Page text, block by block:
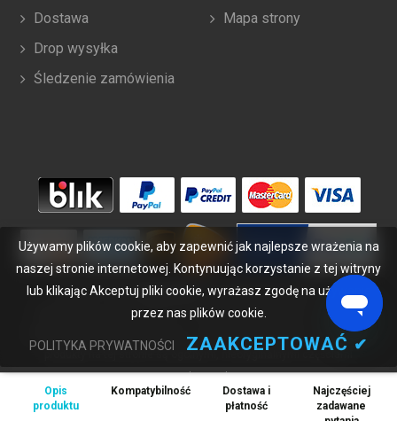
Opis
produktu
Kompatybilność
Dostawa i
płatność
Najczęściej
zadawane
Dostawa
Drop wysyłka
Śledzenie zamówienia
Mapa strony
Copyright ©2026 bateriabuy.pl. Wszelkie prawa zastrzeżone.
Wyznaczone znaki handlowe i marki są własnością ich właścicieli.
BateriaBuy.pl nie jest powiązany z żadnymi markami OEM. Wszystkie
produkty na tej stronie są ogólnymi, nieoryginalnymi częściami
zamiennymi.
Wymienione nazwy marek i oznaczenia modeli mają jedynie na celu
Używamy plików cookie, aby zapewnić jak najlepsze wrażenia na
naszej stronie internetowej. Kontynuując korzystanie z tej witryny
lub klikając Akceptuj pliki cookie, wyrażasz zgodę na używanie
przez nas plików cookie.
POLITYKA PRYWATNOŚCI ZAAKCEPTOWAĆ ✔